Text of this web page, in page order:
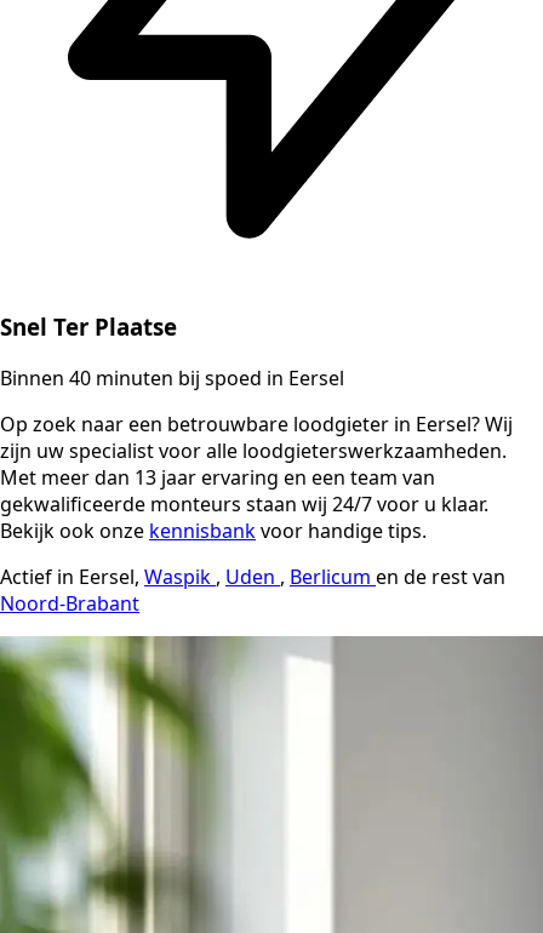
Snel Ter Plaatse
Binnen 40 minuten bij spoed in Eersel
Op zoek naar een betrouwbare loodgieter in Eersel? Wij
zijn uw specialist voor alle loodgieterswerkzaamheden.
Met meer dan 13 jaar ervaring en een team van
gekwalificeerde monteurs staan wij 24/7 voor u klaar.
Bekijk ook onze kennisbankvoor handige tips.
Actief in Eersel, Waspik , Uden , Berlicum en de rest van
Noord-Brabant